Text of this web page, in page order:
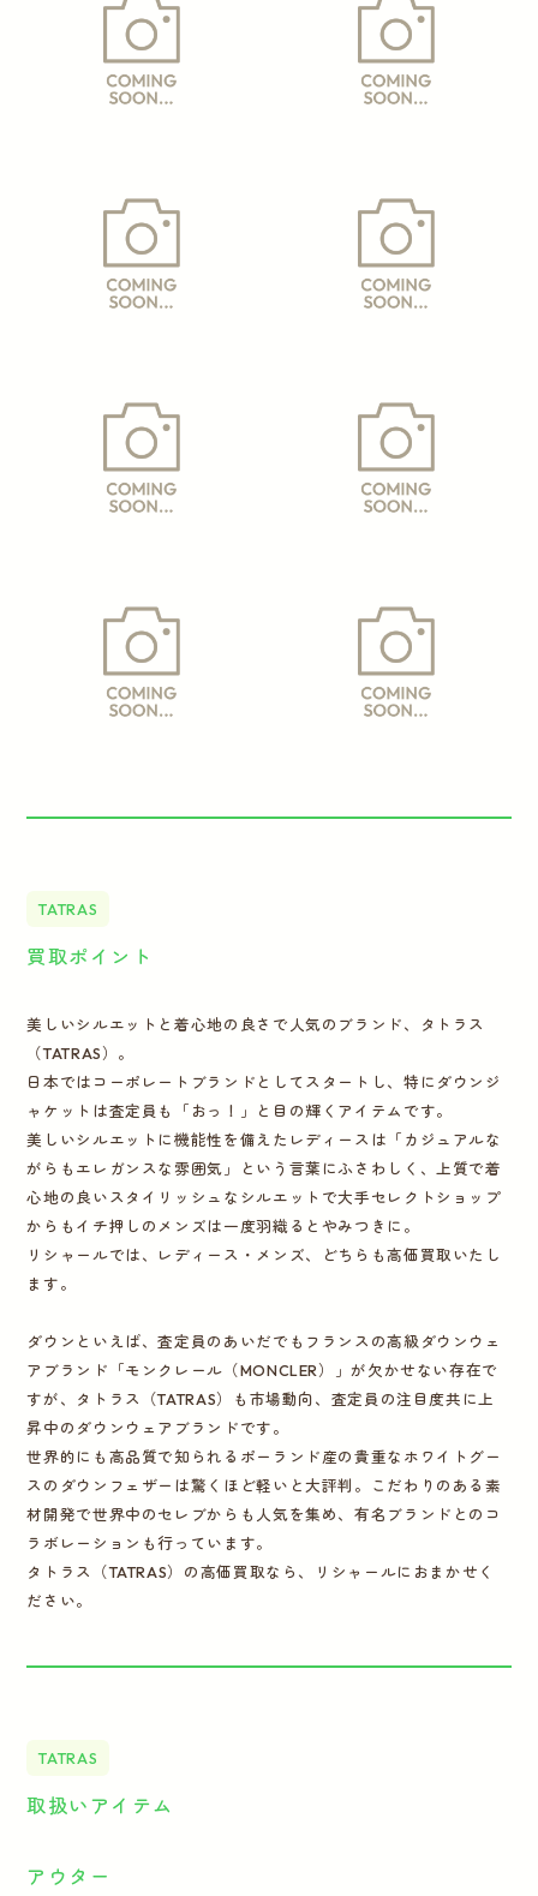
TATRAS
買取ポイント
美しいシルエットと着心地の良さで人気のブランド、タトラス
（TATRAS）。
日本ではコーポレートブランドとしてスタートし、特にダウンジ
ャケットは査定員も「おっ！」と目の輝くアイテムです。
美しいシルエットに機能性を備えたレディースは「カジュアルな
がらもエレガンスな雰囲気」という言葉にふさわしく、上質で着
心地の良いスタイリッシュなシルエットで大手セレクトショップ
からもイチ押しのメンズは一度羽織るとやみつきに。
リシャールでは、レディース・メンズ、どちらも高価買取いたし
ます。
ダウンといえば、査定員のあいだでもフランスの高級ダウンウェ
アブランド「モンクレール（MONCLER）」が欠かせない存在で
すが、タトラス（TATRAS）も市場動向、査定員の注目度共に上
昇中のダウンウェアブランドです。
世界的にも高品質で知られるポーランド産の貴重なホワイトグー
スのダウンフェザーは驚くほど軽いと大評判。こだわりのある素
材開発で世界中のセレブからも人気を集め、有名ブランドとのコ
ラボレーションも行っています。
タトラス（TATRAS）の高価買取なら、リシャールにおまかせく
ださい。
TATRAS
取扱いアイテム
アウター